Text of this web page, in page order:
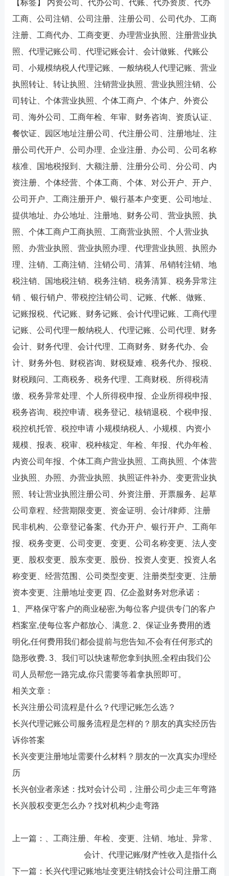
【标签】 内资公司、代办公司、代账、代办资质、代办
工商、公司注销、公司注册、注册公司、公司代办、工商
注册、工商代办、工商变更、办理营业执照、注册营业执
照、代理记账公司、代理记账会计、会计做账、代账公
司、小规模纳税人代理记账、一般纳税人代理记账、营业
执照转让、转让执照、注销营业执照、营业执照注销、公
司转让、个体营业执照、个体工商户、个体户、外资公
司、海外公司、工商年检、年审、财务咨询、资质认证、
餐饮证、园区地址注册公司、代注册公司、注册地址、注
册公司代开户、公司办理、企业注册、办公司、公司名称
核准、国地税报到、大额注册、注册分公司、分公司、内
资注册、个体经营、个体工商、个体、对公开户、开户、
公司开户、工商注册开户、银行基本户变更、公司地址、
提供地址、办公地址、注册地、财务公司、营业执照、执
照、个体工商户工商执照、工商营业执照、个人营业执
照、办营业执照、营业执照办理、代理营业执照、执照办
理、注销、工商注销、注销公司、清算、吊销转注销、地
税注销、国地税注销、税务注销、税务清算、税务异常注
销 、银行销户、带税控注销公司、记账、代帐、做账、
记账报税、代记账、财务记账、会计代理记账、工商代理
记账、公司代理一般纳税人、代理记账、公司代理、财务
会计、财务代理、会计代理、工商财务、财务代办、会
计、财务外包、财税咨询、财税疑难、税务代办、报税、
财税顾问、工商税务、税务代理、工商财税、所得税清
缴、税务异常处理、个人所得税申报、企业所得税申报、
税务咨询、税控申请、税务登记、核销退税、个税申报、
税控机托管、税控申请 小规模纳税人、小规模、内资小
规模、报表、税审、税种核定、年检、年报、代办年检、
内资公司年报、个体工商户营业执照、工商执照、个体营
业执照、办照、办营业执照、执照证件补办、变更营业执
照、转让营业执照注册公司、外资注册、开票服务、起草
公司章程、经营期限变更、资金证明、会计/律师、注册
民非机构、公章登记备案、代办开户、银行开户、工商年
报、税务变更、公司变更、变更、公司名称变更、法人变
更、股权变更、股东变更、股份、投资人变更、投资人名
称变更、经营范围、公司类型变更、注册类型变更、注册
资本变更、注册地址变更 四、亿企盈财务对您承诺：
1、严格保守客户的商业秘密,为每位客户提供专门的客户
档案室,使每位客户都放心、满意. 2、保证业务费用的透
明化,任何费用我们都会提前与您告知,不会有任何形式的
隐形收费. 3、我们可以快速帮您拿到执照,全程由我们公
司人员帮您一路完成,你只需要等着拿执照即可。
相关文章：
长兴注册公司流程是什么？代理记账怎么选？
长兴代理记账公司服务流程是怎样的？朋友的真实经历告
诉你答案
长兴变更注册地址需要什么材料？朋友的一次真实办理经
历
长兴创业者亲述：找对会计公司，注册公司少走三年弯路
长兴股权变更怎么办？找对机构少走弯路
上一篇：、工商注册、年检、变更、注销、地址、异常、
会计、代理记账/财产性收入是指什么
下一篇：长兴代理记账地址变更注销找会计公司注册工商